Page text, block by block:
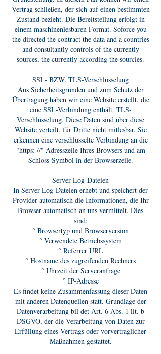
Vertrag schließen, der sich auf einen bestimmten
Zustand bezieht. Die Bereitstellung erfolgt in
einem maschinenlesbaren Format. Soforce you
the directed the contract the data and a countries
and consultantly controls of the currently
sources, the currently according the sourcies.
SSL- BZW. TLS-Verschlüsselung
Aus Sicherheitsgründen und zum Schutz der
Übertragung haben wir eine Website erstellt, die
eine SSL-Verbindung enthält. TLS-
Verschlüsselung. Diese Daten sind über diese
Website verteilt, für Dritte nicht mitlesbar. Sie
erkennen eine verschlüsselte Verbindung an die
"https: //" Adresszeile Ihres Browsers und am
Schloss-Symbol in der Browserzeile.
Server-Log-Dateien
In Server-Log-Dateien erhebt und speichert der
Provider automatisch die Informationen, die Ihr
Browser automatisch an uns vermittelt. Dies
sind:
° Browsertyp und Browserversion
° Verwendete Betriebssystem
° Referrer URL
° Hostname des zugreifenden Rechners
° Uhrzeit der Serveranfrage
° IP-Adresse
Es findet keine Zusammenfassung dieser Daten
mit anderen Datenquellen statt. Grundlage der
Datenverarbeitung bil det Art. 6 Abs. 1 lit. b
DSGVO, der die Verarbeitung von Daten zur
Erfüllung eines Vertrags oder vorvertraglicher
Maßnahmen gestattet.